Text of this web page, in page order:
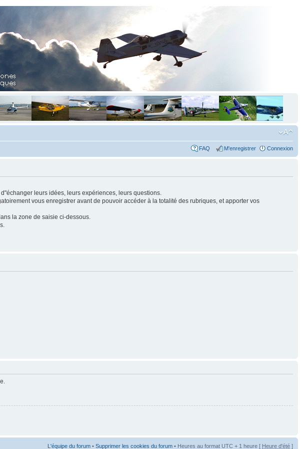
FAQ M'enregistrer Connexion
leurs idées, leurs expériences, leurs questions.
vous enregistrer avant de pouvoir accéder à la totalité des rubriques, et apporter vos
la zone de saisie ci-dessous.
L'équipe du forum • Supprimer les cookies du forum • Heures au format UTC + 1 heure [ Heure d'été ]